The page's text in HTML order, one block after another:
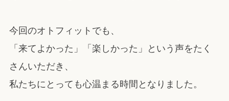
今回のオトフィットでも、
「来てよかった」「楽しかった」という声をたく
さんいただき、
私たちにとっても心温まる時間となりました。